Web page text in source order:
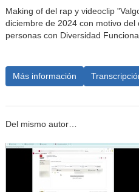
Making of del rap y videoclip
diciembre de 2024 con motivo
personas con Diversidad
Más información
Del mismo autor…